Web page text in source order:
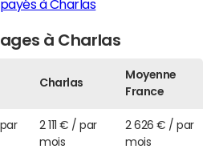
à Charlas
à Charlas
Charlas
Moyenne
France
2 111 € / par
mois
2 626 € / par
mois